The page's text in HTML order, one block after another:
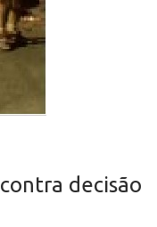
decisão